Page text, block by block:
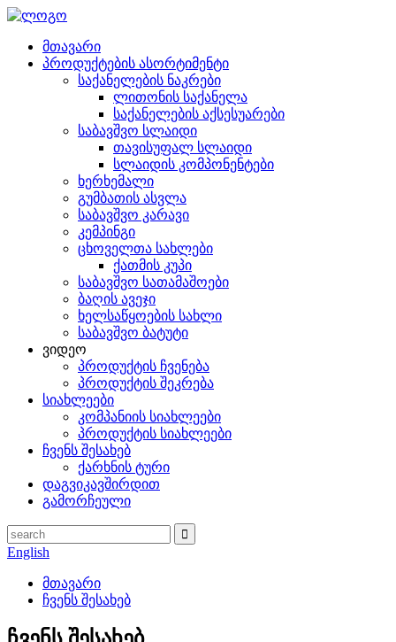
მთავარი
პროდუქტების ასორტიმენტი
საქანელების ნაკრები
ლითონის საქანელა
საქანელების აქსესუარები
საბავშვო სლაიდი
თავისუფალ სლაიდი
სლაიდის კომპონენტები
ხერხემალი
გუმბათის ასვლა
საბავშვო კარავი
კემპინგი
ცხოველთა სახლები
ქათმის კუპი
საბავშვო სათამაშოები
ბაღის ავეჯი
ხელსაწყოების სახლი
საბავშვო ბატუტი
ვიდეო
პროდუქტის ჩვენება
პროდუქტის შეკრება
სიახლეები
კომპანიის სიახლეები
პროდუქტის სიახლეები
ჩვენს შესახებ
ქარხნის ტური
დაგვიკავშირდით
გამორჩეული
English
მთავარი
ჩვენს შესახებ